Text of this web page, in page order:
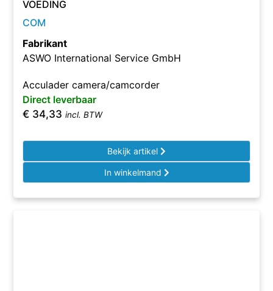
VOEDING
COM
Fabrikant
ASWO International Service GmbH
Acculader camera/camcorder
Direct leverbaar
€ 34,33 incl. BTW
Bekijk artikel
In winkelmand